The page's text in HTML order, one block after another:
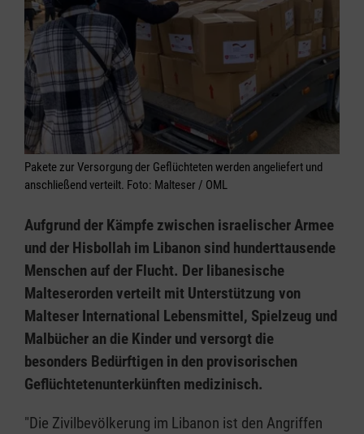
Pakete zur Versorgung der Geflüchteten werden angeliefert und
anschließend verteilt. Foto: Malteser / OML
Aufgrund der Kämpfe zwischen israelischer Armee
und der Hisbollah im Libanon sind hunderttausende
Menschen auf der Flucht. Der libanesische
Malteserorden verteilt mit Unterstützung von
Malteser International Lebensmittel, Spielzeug und
Malbücher an die Kinder und versorgt die
besonders Bedürftigen in den provisorischen
Geflüchtetenunterkünften medizinisch.
"Die Zivilbevölkerung im Libanon ist den Angriffen